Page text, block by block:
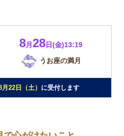
8月 28日(金)13:19
うお座の満月
月22日（土） に受付します